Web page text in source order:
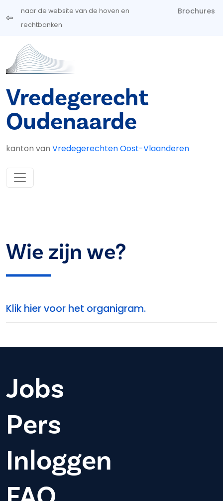
Overslaan en naar de inhoud gaan
naar de website van de hoven en
rechtbanken
Brochures
Vredegerecht
Oudenaarde
kanton van Vredegerechten Oost-Vlaanderen
Wie zijn we?
Klik hier voor het organigram.
Jobs
Pers
Inloggen